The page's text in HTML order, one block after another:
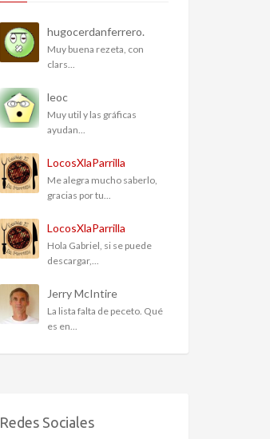
hugocerdanferrero.
Muy buena rezeta, con
clars...
leoc
Muy util y las gráficas
ayudan...
LocosXlaParrilla
Me alegra mucho saberlo,
gracias por tu...
LocosXlaParrilla
Hola Gabriel, si se puede
descargar,...
Jerry McIntire
La lista falta de peceto. Qué
es en...
Redes Sociales